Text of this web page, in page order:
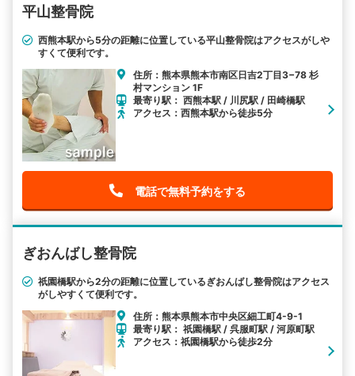
平山整骨院
西熊本駅から5分の距離に位置している平山整骨院はアクセスがしや
すくて便利です。
住所：熊本県熊本市南区日吉2丁目3−78 杉
村マンション 1F
最寄り駅： 西熊本駅 / 川尻駅 / 田崎橋駅
アクセス：西熊本駅から徒歩5分
電話で無料予約をする
ぎおんばし整骨院
祇園橋駅から2分の距離に位置しているぎおんばし整骨院はアクセス
がしやすくて便利です。
住所：熊本県熊本市中央区細工町4-9-1
最寄り駅： 祇園橋駅 / 呉服町駅 / 河原町駅
アクセス：祇園橋駅から徒歩2分